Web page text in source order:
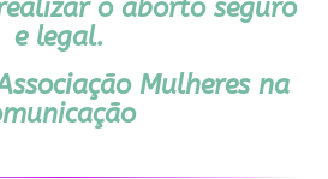
o aborto seguro
e legal.
Mulheres na